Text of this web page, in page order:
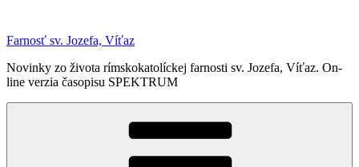
obsah
Farnosť sv. Jozefa, Víťaz
Novinky zo života rímskokatolíckej farnosti sv. Jozefa, Víťaz. On-
line verzia časopisu SPEKTRUM